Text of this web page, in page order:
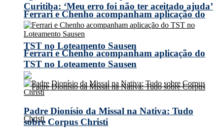
Ferrari e Chenho acompanham aplicação do
TST no Loteamento Sausen
Curitiba: ‘Meu erro foi não ter aceitado ajuda’
Ferrari e Chenho acompanham aplicação do
TST no Loteamento Sausen
Padre Dionísio da Missal na Nativa: Tudo
sobre Corpus Christi